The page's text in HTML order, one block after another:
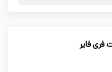
فری فایر